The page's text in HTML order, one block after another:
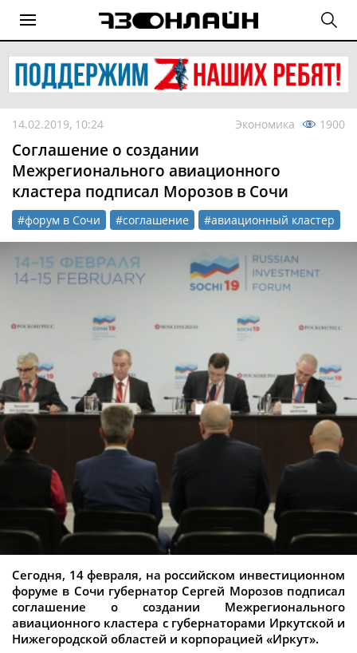
14.02.2019, 10:24 Экономика 1900
Соглашение о создании
Межрегионального авиационного
кластера подписал Морозов в Сочи
#форум в Сочи #соглашение #авиационный кластер
Сегодня, 14 февраля, на российском инвестиционном
форуме в Сочи губернатор Сергей Морозов подписал
соглашение о создании Межрегионального
авиационного кластера с губернаторами Иркутской и
Нижегородской областей и корпорацией «Иркут».